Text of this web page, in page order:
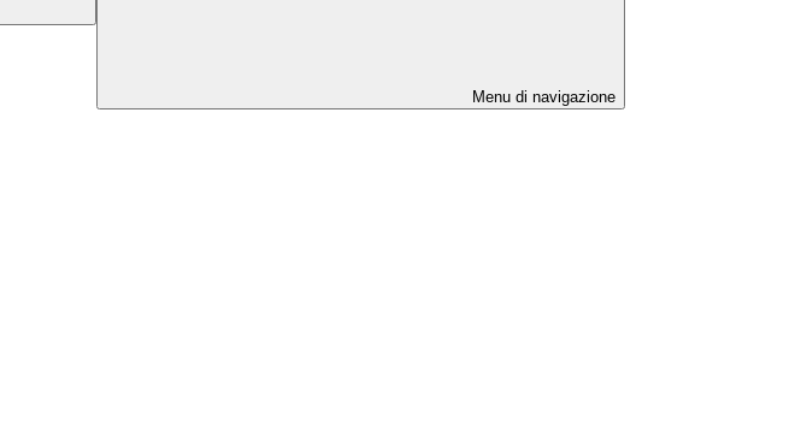
Menu di navigazione